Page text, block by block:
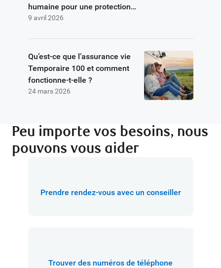
9 avril 2026
humaine pour une protection
accrue d’assurance
24 mars 2026
Qu’est-ce que l’assurance vie
Temporaire 100 et comment
fonctionne-t-elle ?
Peu importe vos besoins, nous
pouvons vous aider
Prendre rendez-vous avec un conseiller
Trouver des numéros de téléphone